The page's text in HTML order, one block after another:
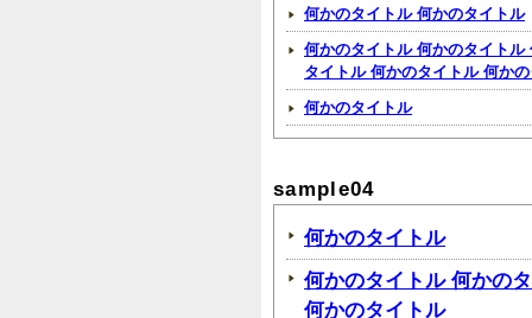
何かのタイトル 何かのタイトル
何かのタイトル 何かのタイトル
タイトル 何かのタイトル 何か
何かのタイトル
sample04
何かのタイトル
何かのタイトル 何かの
何かのタイトル